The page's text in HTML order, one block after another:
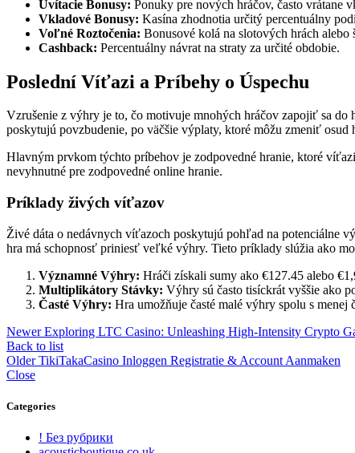
Uvítacie Bonusy: Ponuky pre nových hráčov, často vrátane
Vkladové Bonusy: Kasína zhodnotia určitý percentuálny
Voľné Roztočenia: Bonusové kolá na slotových hrách
Cashback: Percentuálny návrat na straty za určité obdobie.
Poslední Víťazi a Príbehy o Úspechu
Vzrušenie z výhry je to, čo motivuje mnohých hráčov zapojiť sa
poskytujú povzbudenie, po väčšie výplaty, ktoré môžu zmeniť
Hlavným prvkom týchto príbehov je zodpovedné hranie, ktoré
nevyhnutné pre zodpovedné online hranie.
Príklady živých víťazov
Živé dáta o nedávnych víťazoch poskytujú pohľad na potenciálne
hra má schopnosť priniesť veľké výhry. Tieto príklady slúžia ako
Významné Výhry: Hráči získali sumy ako €127.45 alebo
Multiplikátory Stávky: Výhry sú často tisíckrát vyššie ako
Časté Výhry: Hra umožňuje časté malé výhry spolu s
Newer Exploring LTC Casino: Unleashing High-Intensity Crypto
Back to list
Older TikiTakaCasino Inloggen Registratie & Account Aanmaken
Close
Categories
! Без рубрики